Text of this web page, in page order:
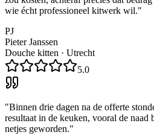
wie écht professioneel kitwerk wil."
PJ
Pieter Janssen
Douche kitten · Utrecht
5.0
"Binnen drie dagen na de offerte
resultaat in de keuken, vooral de naad
netjes geworden."